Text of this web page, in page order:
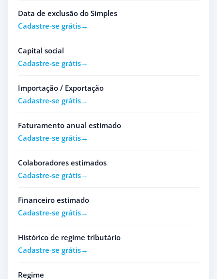
Data de exclusão do Simples
Cadastre-se grátis
Capital social
Cadastre-se grátis
Importação / Exportação
Cadastre-se grátis
Faturamento anual estimado
Cadastre-se grátis
Colaboradores estimados
Cadastre-se grátis
Financeiro estimado
Cadastre-se grátis
Histórico de regime tributário
Cadastre-se grátis
Regime